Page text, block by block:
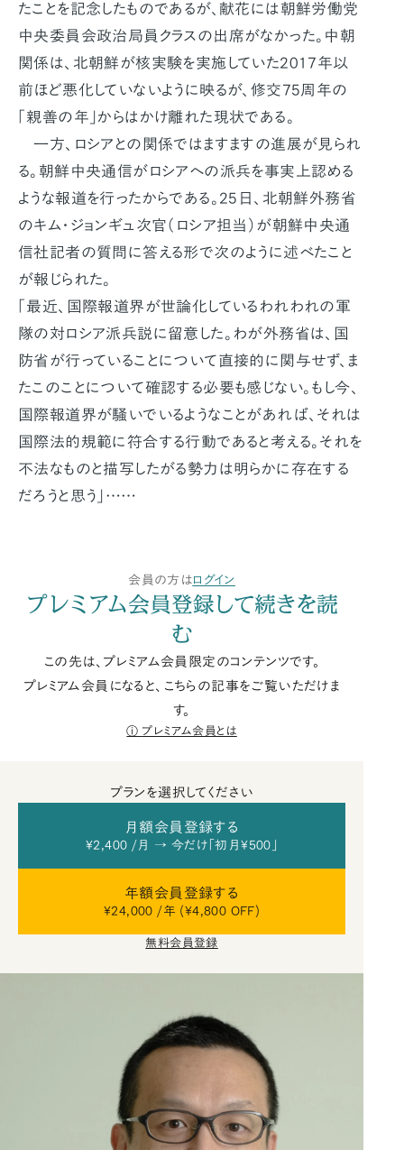
たことを記念したものであるが、献花には朝鮮労働党
中央委員会政治局員クラスの出席がなかった。中朝
関係は、北朝鮮が核実験を実施していた2017年以
前ほど悪化していないように映るが、修交75周年の
「親善の年」からはかけ離れた現状である。
一方、ロシアとの関係ではますますの進展が見られ
る。朝鮮中央通信がロシアへの派兵を事実上認める
ような報道を行ったからである。25日、北朝鮮外務省
のキム・ジョンギュ次官（ロシア担当）が朝鮮中央通
信社記者の質問に答える形で次のように述べたこと
が報じられた。
「最近、国際報道界が世論化しているわれわれの軍
隊の対ロシア派兵説に留意した。わが外務省は、国
防省が行っていることについて直接的に関与せず、ま
たこのことについて確認する必要も感じない。もし今、
国際報道界が騒いでいるようなことがあれば、それは
国際法的規範に符合する行動であると考える。それを
不法なものと描写したがる勢力は明らかに存在する
だろうと思う」……
会員の方はログイン
プレミアム会員登録して続きを読
む
この先は、プレミアム会員限定のコンテンツです。
プレミアム会員になると、こちらの記事をご覧いただけま
す。
プレミアム会員とは
プランを選択してください
月額会員登録する
¥2,400 /月 → 今だけ「初月¥500」
年額会員登録する
¥24,000 /年 (¥4,800 OFF)
無料会員登録